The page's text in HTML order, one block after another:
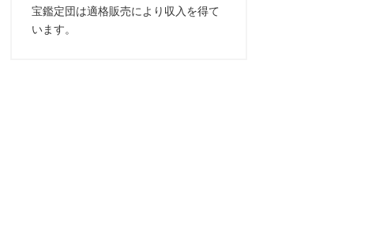
宝鑑定団は適格販売により収入を得て
います。